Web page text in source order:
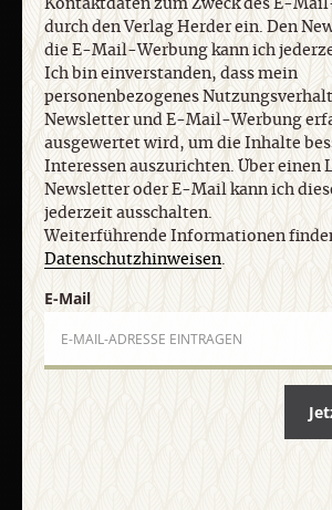
32/2026
:
9. August
2026
:
2. August
Alle Hefte
Kontaktdaten zum Zweck des E-
durch den Verlag Herder ein. Den
die E-Mail-Werbung kann ich
Ich bin einverstanden, dass mein
personenbezogenes
Newsletter und E-Mail-Werbung
ausgewertet wird, um die Inhalte
Interessen auszurichten. Über einen
Newsletter oder E-Mail kann ich
jederzeit ausschalten.
Weiterführende Informationen
Datenschutzhinweisen.
E-Mail